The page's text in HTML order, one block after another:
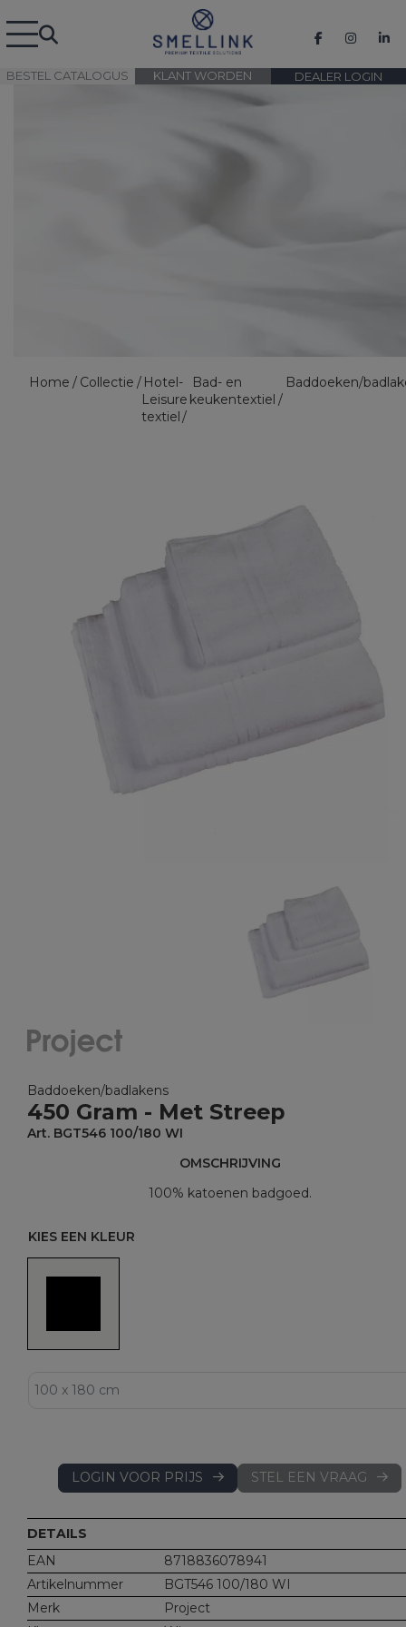
BESTEL CATALOGUS DEALER LOGIN
KLANT WORDEN
Home Collectie
Hotel-
Leisure
textiel
Bad- en
keukentextiel
Baddoeken/
Baddoeken/badlakens
450 Gram - Met Streep
Art. BGT546 100/180 WI
OMSCHRIJVING
100% katoenen badgoed.
KIES EEN KLEUR
LOGIN VOOR PRIJS STEL EEN VRAAG
DETAILS
EAN
8718836078941
Artikelnummer
BGT546 100/180 WI
Merk
Project